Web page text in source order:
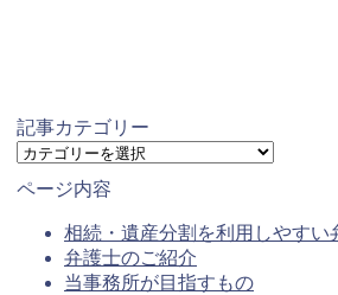
記事カテゴリー
記
カ
ページ内容
相続・遺産分割を利用しやすい
弁護士のご紹介
当事務所が目指すもの